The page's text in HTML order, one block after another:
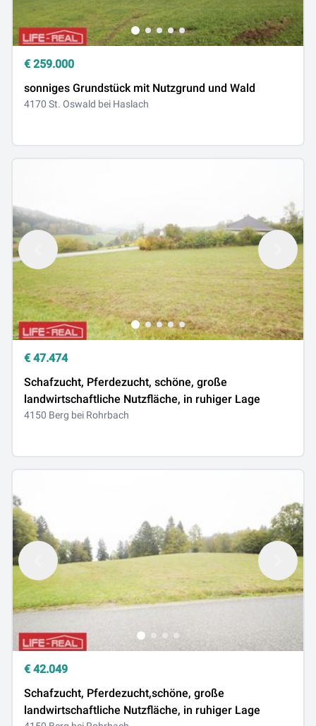
€ 259.000
sonniges Grundstück mit Nutzgrund und Wald
4170 St. Oswald bei Haslach
€ 47.474
Schafzucht, Pferdezucht, schöne, große
landwirtschaftliche Nutzfläche, in ruhiger Lage
4150 Berg bei Rohrbach
€ 42.049
Schafzucht, Pferdezucht,schöne, große
landwirtschaftliche Nutzfläche, in ruhiger Lage